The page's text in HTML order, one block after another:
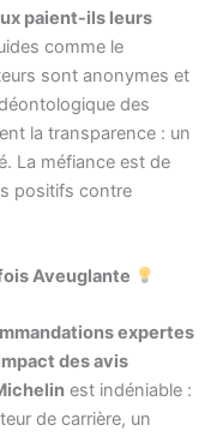
paient-ils leurs
comme le
sont anonymes et
des
la transparence : un
La méfiance est de
positifs contre
Aveuglante
expertes
des avis
est indéniable :
de carrière, un